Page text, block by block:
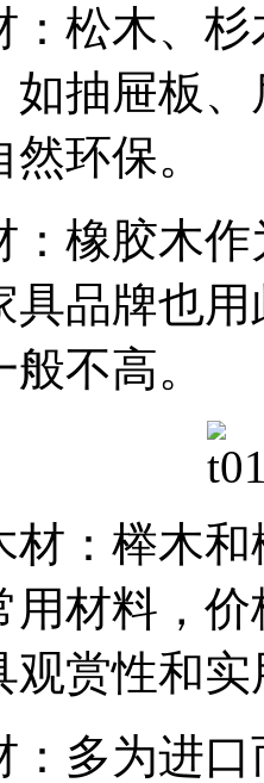
木、杉
如抽屉板
环保。
胶木作
具品牌也
不高。
榉木和
用材料，
观赏性和实
为进口